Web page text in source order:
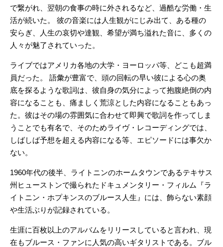
で繋がれ、翌朝の食事の時に外されるなど、過酷な労働・生
活が続いた。 彼の音楽には人生観がにじみ出て、ある種の
安らぎ、人生の哀切や達観、希望が満ち溢れた音に、多くの
人々が魅了されていった。
ライブではアメリカ各地の大学・ヨーロッパ等、どこも超満
員だった。 語彙が豊富で、頭の回転の早い彼による心の奥
底を探るような歌詞は、彼自身の気分によって抱腹絶倒の内
容になることも、痛ましく荒涼とした内容になることもあっ
た。彼はその場の雰囲気に合わせて即興で歌詞を作ってしま
うことでも有名で、そのためライヴ・レコーディングでは、
しばしば予想を超える内容になる等、エピソードには事欠か
ない。
1960年代の後半、ライトニンのホームタウンであるテキサス
州ヒューストンで撮られたドキュメンタリー・フィルム『ラ
イトニン・ホプキンスのブルース人生』には、飾らない素顔
や生活ぶりが記録されている。
生涯に百枚以上のアルバムをリリースしていると言われ、現
在もブルース・ファンに人気の高いギタリストである。ブル